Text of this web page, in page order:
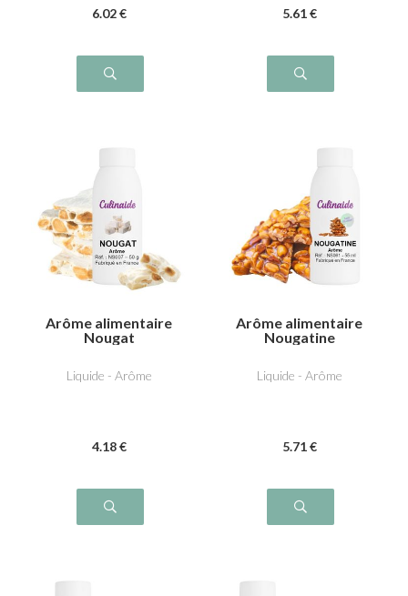
6.02 € 5.61 €
Arôme alimentaire
Nougat
Liquide - Arôme
4.18 €
Arôme alimentaire
Nougatine
Liquide - Arôme
5.71 €